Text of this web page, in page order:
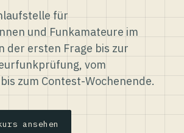
für
und Funkamateure im
der ersten Frage bis zur
vom
zum Contest-Wochenende.
ansehen